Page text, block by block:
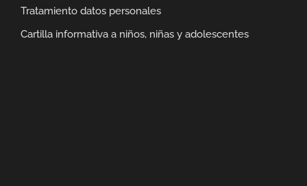
Tratamiento datos personales
Cartilla informativa a niños, niñas y adolescentes